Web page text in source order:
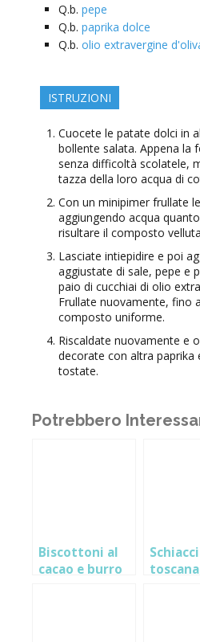
Q.b. pepe
Q.b. paprika dolce
Q.b. olio extravergine
ISTRUZIONI
Cuocete le patate dolci in
bollente salata. Appena la
senza difficoltà scolatele,
tazza della loro acqua di
Con un minipimer frullate
aggiungendo acqua
risultare il composto
Lasciate intiepidire e poi
aggiustate di sale, pepe e
paio di cucchiai di olio
Frullate nuovamente, fino
composto uniforme.
Riscaldate nuovamente e
decorate con altra paprika
tostate.
Potrebbero
Biscottoni al
cacao e burro